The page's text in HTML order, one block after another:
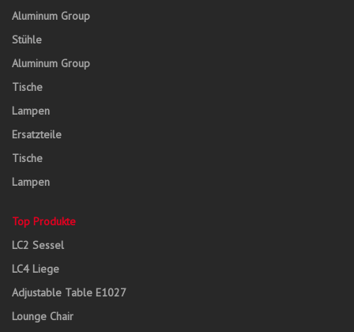
Aluminum Group
Stühle
Aluminum Group
Tische
Lampen
Ersatzteile
Tische
Lampen
Top Produkte
LC2 Sessel
LC4 Liege
Adjustable Table E1027
Lounge Chair